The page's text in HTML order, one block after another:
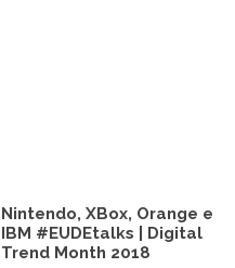
Nintendo, XBox, Orange e
IBM #EUDEtalks | Digital
Trend Month 2018